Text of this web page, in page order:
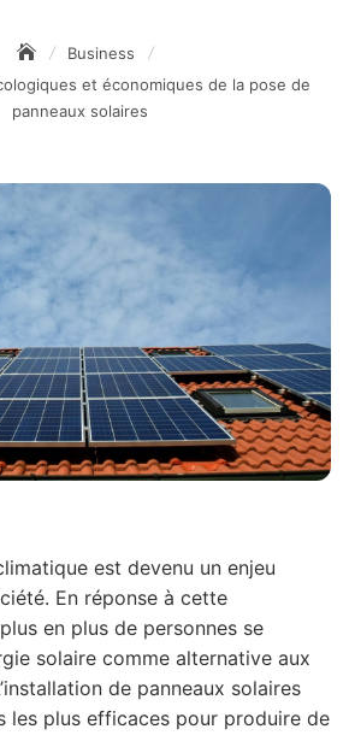
Business
et économiques de la pose de
panneaux solaires
est devenu un enjeu
En réponse à cette
en plus de personnes se
solaire comme alternative aux
de panneaux solaires
les plus efficaces pour produire de